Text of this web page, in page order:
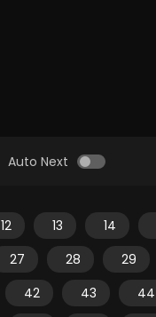
Auto Next
12 13 14
27 28 29
42 43 44